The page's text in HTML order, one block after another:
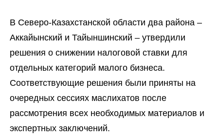
В Северо-Казахстанской области два района –
Аккайынский и Тайыншинский – утвердили
решения о снижении налоговой ставки для
отдельных категорий малого бизнеса.
Соответствующие решения были приняты на
очередных сессиях маслихатов после
рассмотрения всех необходимых материалов и
экспертных заключений.